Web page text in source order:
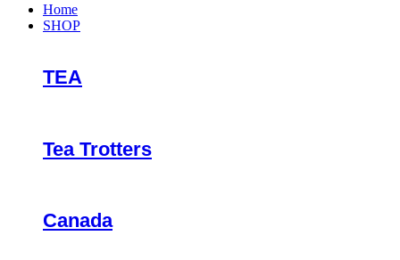
Home
SHOP
TEA
Tea Trotters
Canada